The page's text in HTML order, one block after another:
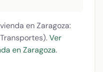
en Zaragoza:
Ver
en Zaragoza.